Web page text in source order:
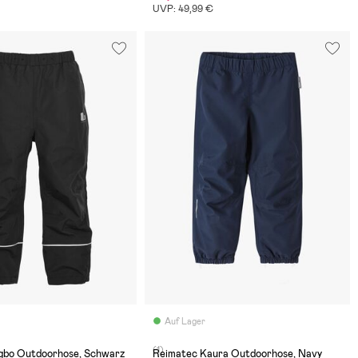
UVP: 49,99 €
Outdoorhose, Schwarz
Auf Lager
(1)
Reimatec Kaura Outdoorhose, Navy